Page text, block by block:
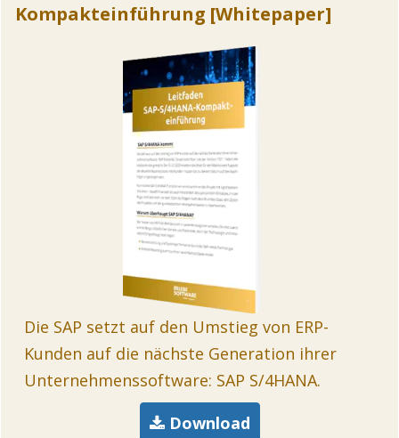
Kompakteinführung [Whitepaper]
Die SAP setzt auf den Umstieg von ERP-
Kunden auf die nächste Generation ihrer
Unternehmenssoftware: SAP S/4HANA.
Download